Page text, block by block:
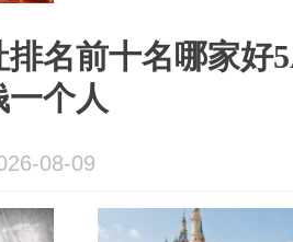
名前十名哪家好
一个人
08-09